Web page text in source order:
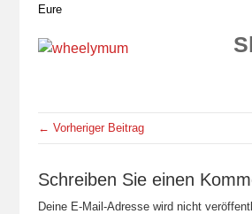
Eure
← Vorheriger Beitrag
Schreiben Sie einen
Deine E-Mail-Adresse wird nicht